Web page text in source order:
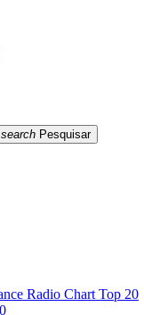
search Pesquisar
Radio Chart Top 20